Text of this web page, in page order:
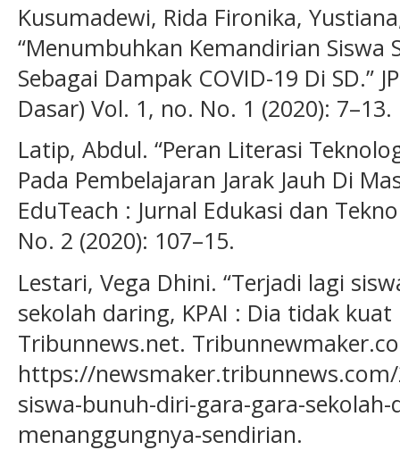
Kusumadewi, Rida Fironika,
“Menumbuhkan Kemandirian Siswa
Sebagai Dampak COVID-19 Di SD.”
Dasar) Vol. 1, no. No. 1 (2020): 7–13.
Latip, Abdul. “Peran Literasi
Pada Pembelajaran Jarak Jauh Di
EduTeach : Jurnal Edukasi dan
No. 2 (2020): 107–15.
Lestari, Vega Dhini. “Terjadi lagi
sekolah daring, KPAI : Dia tidak
Tribunnews.net.
https://
siswa-bunuh-diri-gara-gara-
menanggungnya-sendirian.